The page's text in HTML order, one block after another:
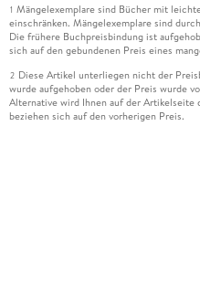
1 Mängelexemplare sind Bücher mit
einschränken. Mängelexemplare sind
Die frühere Buchpreisbindung ist
sich auf den gebundenen Preis eines
2 Diese Artikel unterliegen nicht der
wurde aufgehoben oder der Preis wurde
Alternative wird Ihnen auf der Artikelseite
beziehen sich auf den vorherigen Preis.